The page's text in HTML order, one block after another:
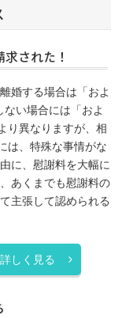
された！
婚する場合は「およ
い場合には「およ
り異なりますが、相
は、特殊な事情がな
に、慰謝料を大幅に
あくまでも慰謝料の
主張して認められる
しく見る